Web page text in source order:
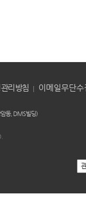
리 방침
이메일무단
동, DMS빌딩)